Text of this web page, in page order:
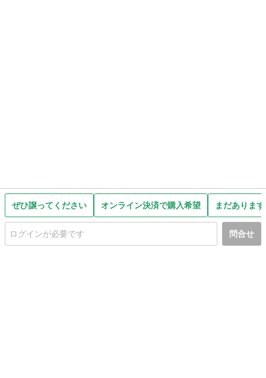
ぜひ譲ってください オンライン決済で購入希望 まだありま
問合せ